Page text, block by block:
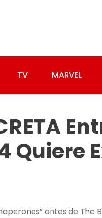
TV MARVEL
Quiere
antes de The